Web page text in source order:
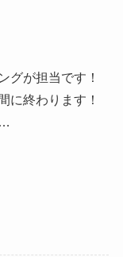
グが担当です！
に終わります！